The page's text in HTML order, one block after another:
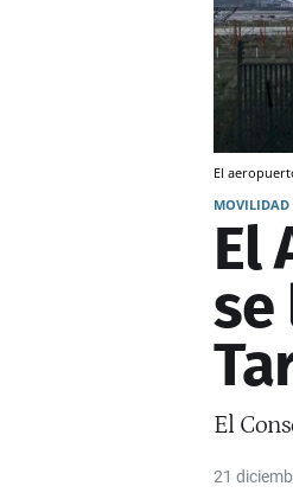
El
MOVILIDAD
El
se
El
21